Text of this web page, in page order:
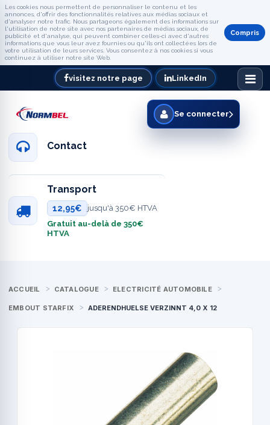
Les cookies nous permettent de personnaliser le contenu et les
annonces, d'offrir des fonctionnalités relatives aux médias sociaux et
d'analyser notre trafic. Nous partageons également des informations sur
l'utilisation de notre site avec nos partenaires de médias sociaux, de
publicité et d'analyse, qui peuvent combiner celles-ci avec d'autres
informations que vous leur avez fournies ou qu'ils ont collectées lors de
votre utilisation de leurs services. Vous consentez à nos cookies si vous
continuez à utiliser notre site Web.
Compris
visitez notre page LinkedIn
Contact
Transport
12,95€
jusqu'à 350€ HTVA
Gratuit au-delà de 350€
HTVA
Se connecter
ACCUEIL CATALOGUE ELECTRICITÉ AUTOMOBILE
EMBOUT STARFIX ADERENDHUELSE VERZINNT 4,0 X 12